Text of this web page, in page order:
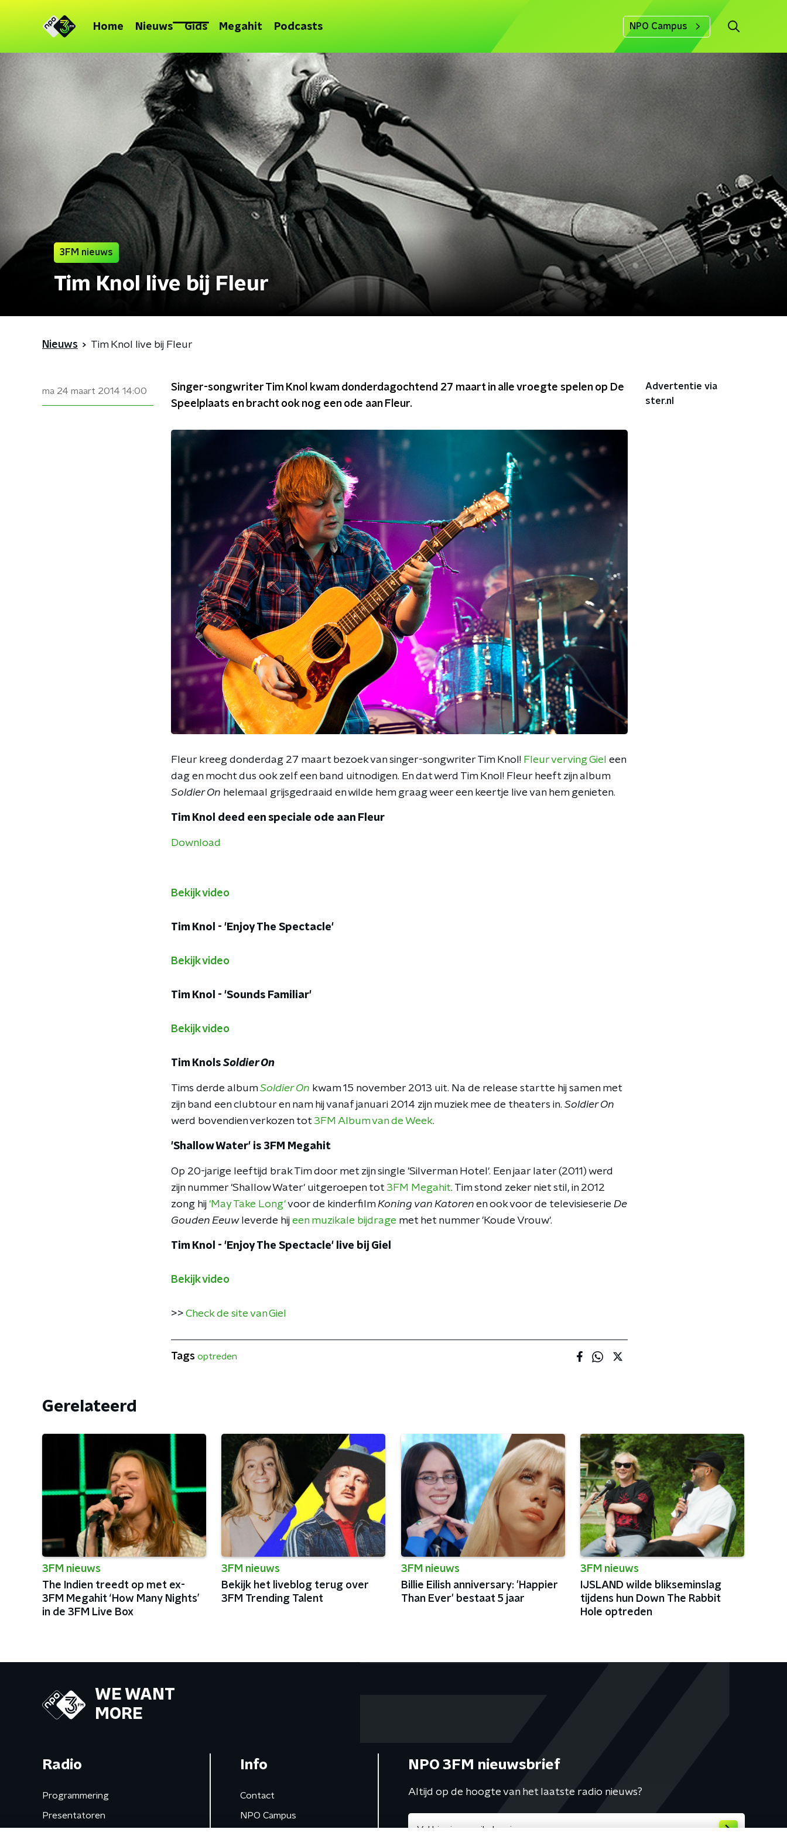
Home Nieuws Gids Megahit Podcasts NPO Campus
3FM nieuws
Tim Knol live bij Fleur
Nieuws Tim Knol live bij Fleur
ma 24 maart 2014 14:00
Singer-songwriter Tim Knol kwam donderdagochtend 27 maart in alle vroegte spelen op De
Speelplaats en bracht ook nog een ode aan Fleur.
Fleur kreeg donderdag 27 maart bezoek van singer-songwriter Tim Knol! Fleur verving Giel een
dag en mocht dus ook zelf een band uitnodigen. En dat werd Tim Knol! Fleur heeft zijn album
Soldier On helemaal grijsgedraaid en wilde hem graag weer een keertje live van hem genieten.
Tim Knol deed een speciale ode aan Fleur
Download
Bekijk video
Tim Knol - 'Enjoy The Spectacle'
Bekijk video
Tim Knol - 'Sounds Familiar'
Bekijk video
Tim Knols Soldier On
Tims derde album Soldier On kwam 15 november 2013 uit. Na de release startte hij samen met
zijn band een clubtour en nam hij vanaf januari 2014 zijn muziek mee de theaters in. Soldier On
werd bovendien verkozen tot 3FM Album van de Week.
'Shallow Water' is 3FM Megahit
Op 20-jarige leeftijd brak Tim door met zijn single 'Silverman Hotel'. Een jaar later (2011) werd
zijn nummer 'Shallow Water' uitgeroepen tot 3FM Megahit. Tim stond zeker niet stil, in 2012
zong hij 'May Take Long'voor de kinderfilm Koning van Katoren en ook voor de televisieserie De
Gouden Eeuwleverde hij een muzikale bijdrage met het nummer 'Koude Vrouw'.
Tim Knol - 'Enjoy The Spectacle' live bij Giel
Bekijk video
>> Check de site van Giel
Advertentie via
ster.nl
Tags optreden
Gerelateerd
3FM nieuws
The Indien treedt op met ex-
3FM Megahit ‘How Many Nights’
in de 3FM Live Box
3FM nieuws
Bekijk het liveblog terug over
3FM Trending Talent
3FM nieuws
Billie Eilish anniversary: 'Happier
Than Ever' bestaat 5 jaar
3FM nieuws
IJSLAND wilde blikseminslag
tijdens hun Down The Rabbit
Hole optreden
WE WANT
MORE
Radio
Programmering
Presentatoren
Info
Contact
NPO Campus
NPO 3FM nieuwsbrief
Altijd op de hoogte van het laatste radio nieuws?